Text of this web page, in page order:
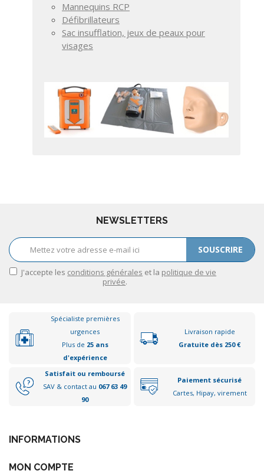
Mannequins RCP
Défibrillateurs
Sac insufflation, jeux de peaux pour
visages
NEWSLETTERS
SOUSCRIRE
J'accepte les conditions générales et la politique de vie
privée.
Spécialiste premières
urgences
Plus de 25 ans
d'expérience
Livraison rapide
Gratuite dès 250 €
Satisfait ou remboursé
SAV & contact au 067 63 49
90
Paiement sécurisé
Cartes, Hipay, virement
INFORMATIONS
MON COMPTE